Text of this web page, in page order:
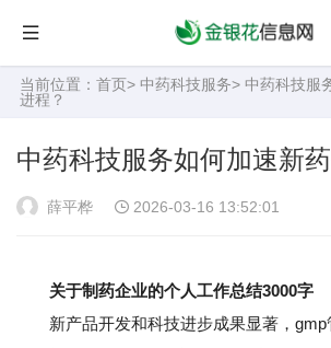
当前位置： 首页> 中药科技服务> 中药科技服
进程？
中药科技服务如何加速新
薛平桦 2026-03-16 13:52:01
关于制药企业的个人工作总结3000字
新产品开发和科技进步成果显著，gmp